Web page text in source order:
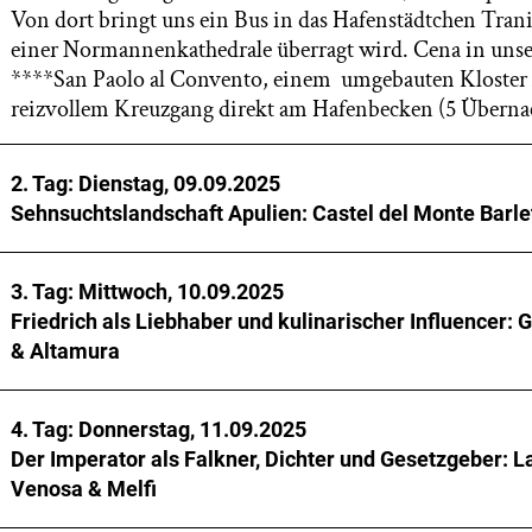
Von dort bringt uns ein Bus in das Hafenstädtchen
einer Normannenkathedrale überragt wird. Cena in
****San Paolo al Convento, einem umgebauten
reizvollem Kreuzgang direkt am Hafenbecken (5
2. Tag: Dienstag, 09.09.2025
Sehnsuchtslandschaft Apulien: Castel del Monte
Hügellandschaft der Murge – und gibt bis heute Rätsel
del Monte Jagdschloss, nie genutzte Kaiserresidenz,
Kreuzzugserinnerung oder einfach eine „Karawanserei“
durchreisende Beamte? Nach einer mittäglichen
wir durch das Städtchen Andria, wo Friedrichs
Brienne und Isabella Plantagenet begraben sind Wie sah
Eine Büste im Museo Civico der Hafenstadt Barletta
Kontroversen.
3. Tag: Mittwoch, 10.09.2025
Friedrich als Liebhaber und kulinarischer Influencer:
& Altamura
Mutter König Manfreds. Hielt Friedrich die schöne
Eifersucht im Normannenschloss Gioia del Colle in
Klausur? Schauergeschichten und edle Architektur
In Altamura an der Grenze zur Basilikata erleben wir,
4. Tag: Donnerstag, 11.09.2025
Der Imperator als Falkner, Dichter und Gesetzgeber:
Venosa & Melfi